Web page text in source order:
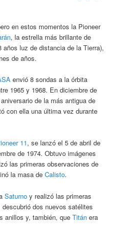
en estos momentos la Pioneer
, la estrella más brillante de
años luz de distancia de la Tierra),
de años.
envió 8 sondas a la órbita
1965 y 1968. En diciembre de
de la más antigua de
con ella una última vez durante
11, se lanzó el 5 de abril de
de 1974. Obtuvo imágenes
las primeras observaciones de
la masa deCalisto.
Saturno y realizó las primeras
dos nuevos satélites
anillos y, también, queTitán era